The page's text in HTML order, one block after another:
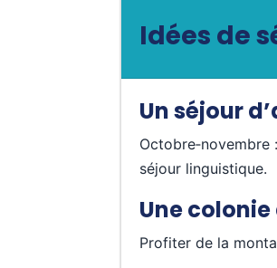
Idées de
Un séjour
séjour linguistique.
Une
Profiter de la